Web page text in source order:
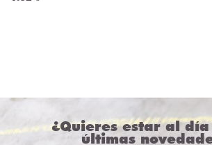
¿Quieres estar al
últimas